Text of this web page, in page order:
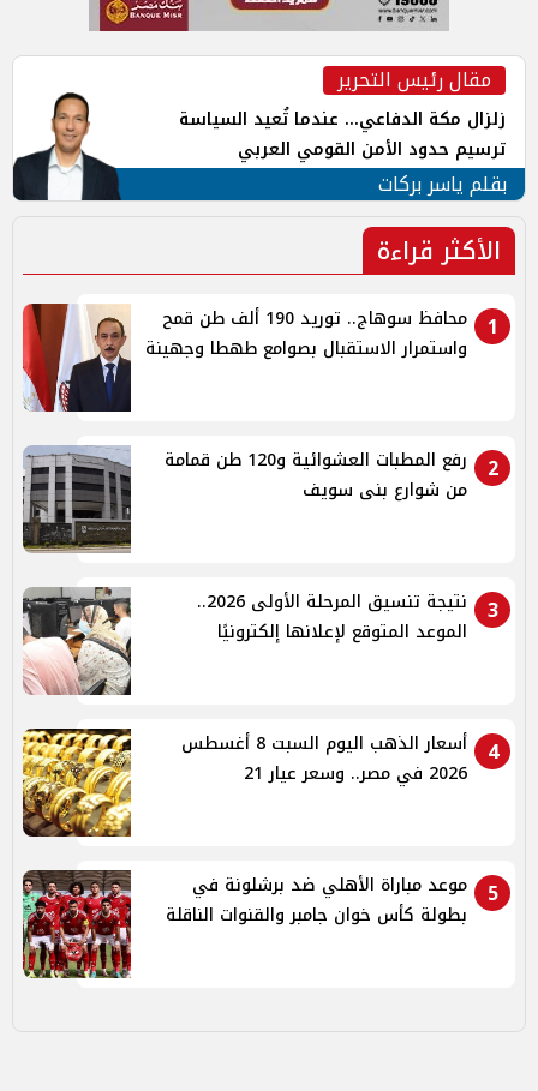
مقال رئيس التحرير
زلزال مكة الدفاعي... عندما تُعيد السياسة
ترسيم حدود الأمن القومي العربي
بقلم ياسر بركات
الأكثر قراءة
1
محافظ سوهاج.. توريد 190 ألف طن قمح
واستمرار الاستقبال بصوامع طهطا وجهينة
2
رفع المطبات العشوائية و120 طن قمامة
من شوارع بنى سويف
3
نتيجة تنسيق المرحلة الأولى 2026..
الموعد المتوقع لإعلانها إلكترونيًا
4
أسعار الذهب اليوم السبت 8 أغسطس
2026 في مصر.. وسعر عيار 21
5
موعد مباراة الأهلي ضد برشلونة في
بطولة كأس خوان جامبر والقنوات الناقلة